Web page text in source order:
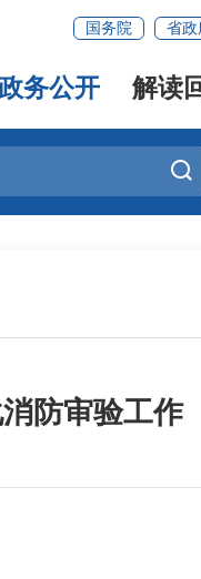
国务院 省政
务公开 解读
防审验工作